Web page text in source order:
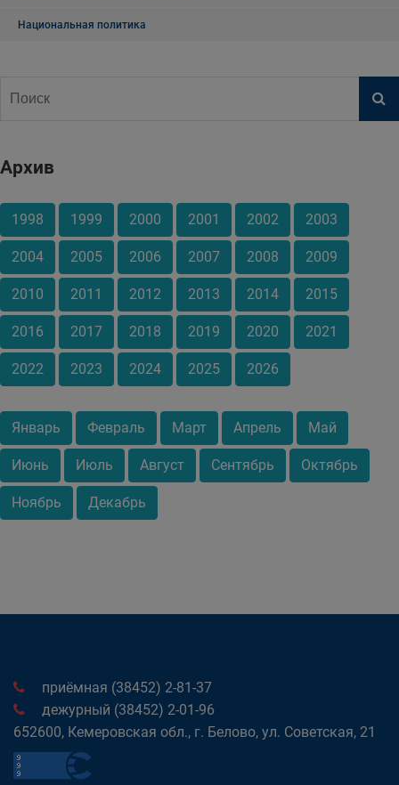
Национальная политика
Архив
1998 1999 2000 2001 2002 2003
2004 2005 2006 2007 2008 2009
2010 2011 2012 2013 2014 2015
2016 2017 2018 2019 2020 2021
2022 2023 2024 2025 2026
Январь Февраль Март Апрель Май
Июнь Июль Август Сентябрь Октябрь
Ноябрь Декабрь
приёмная (38452) 2-81-37
дежурный (38452) 2-01-96
652600, Кемеровская обл., г. Белово, ул. Советская, 21